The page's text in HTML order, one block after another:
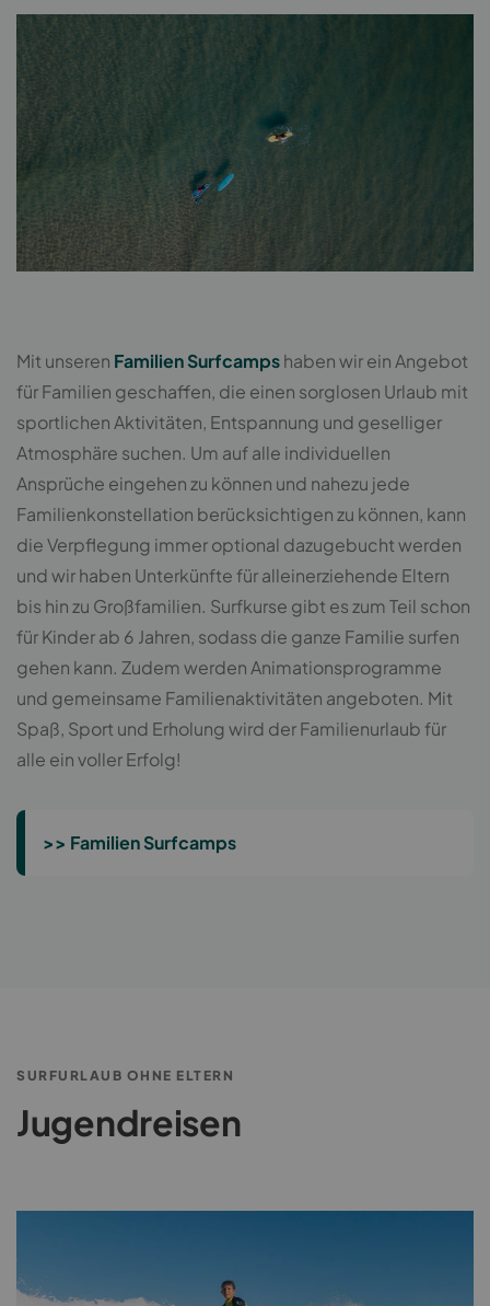
Mit unseren Familien Surfcampshaben wir ein Angebot
für Familien geschaffen, die einen sorglosen Urlaub mit
sportlichen Aktivitäten, Entspannung und geselliger
Atmosphäre suchen. Um auf alle individuellen
Ansprüche eingehen zu können und nahezu jede
Familienkonstellation berücksichtigen zu können, kann
die Verpflegung immer optional dazugebucht werden
und wir haben Unterkünfte für alleinerziehende Eltern
bis hin zu Großfamilien. Surfkurse gibt es zum Teil schon
für Kinder ab 6 Jahren, sodass die ganze Familie surfen
gehen kann. Zudem werden Animationsprogramme
und gemeinsame Familienaktivitäten angeboten. Mit
Spaß, Sport und Erholung wird der Familienurlaub für
alle ein voller Erfolg!
>> Familien Surfcamps
SURFURLAUB OHNE ELTERN
Jugendreisen